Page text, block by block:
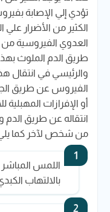
تؤدي إلي الإصابة
الكثير من الأضرار
العدوي
طريق الدم الملوث
والرئيسي في انتقال
الفيروس عن طريق
أو الإفرازات
انتقاله عن طريق
من شخص لآخر كما
اللمس
بالالتهاب